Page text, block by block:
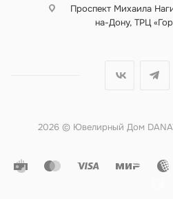
Проспект Михаила
на-Дону, ТРЦ
2026 © Ювелирный Дом